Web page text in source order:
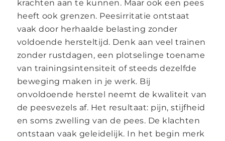
krachten aan te kunnen. Maar ook een pees
heeft ook grenzen. Peesirritatie ontstaat
vaak door herhaalde belasting zonder
voldoende hersteltijd. Denk aan veel trainen
zonder rustdagen, een plotselinge toename
van trainingsintensiteit of steeds dezelfde
beweging maken in je werk. Bij
onvoldoende herstel neemt de kwaliteit van
de peesvezels af. Het resultaat: pijn, stijfheid
en soms zwelling van de pees. De klachten
ontstaan vaak geleidelijk. In het begin merk